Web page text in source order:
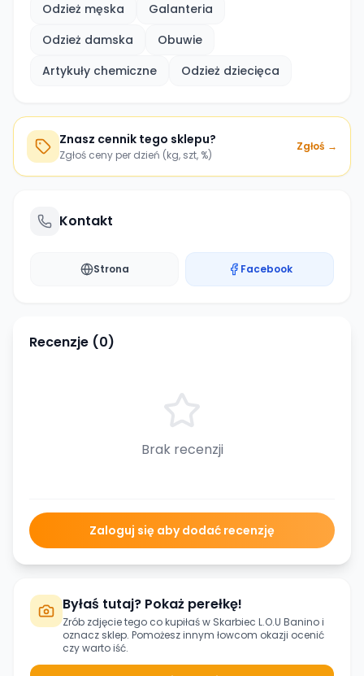
Odzież męska
Galanteria
Odzież damska
Obuwie
Artykuły chemiczne
Odzież dziecięca
Znasz cennik tego sklepu?
Zgłoś ceny per dzień (kg, szt, %)
Zgłoś →
Kontakt
Strona Facebook
Recenzje (0)
Brak recenzji
Zaloguj się aby dodać recenzję
Byłaś tutaj? Pokaż perełkę!
Zrób zdjęcie tego co kupiłaś w Skarbiec L.O.U Baninoi
oznacz sklep. Pomożesz innym łowcom okazji ocenić
czy warto iść.